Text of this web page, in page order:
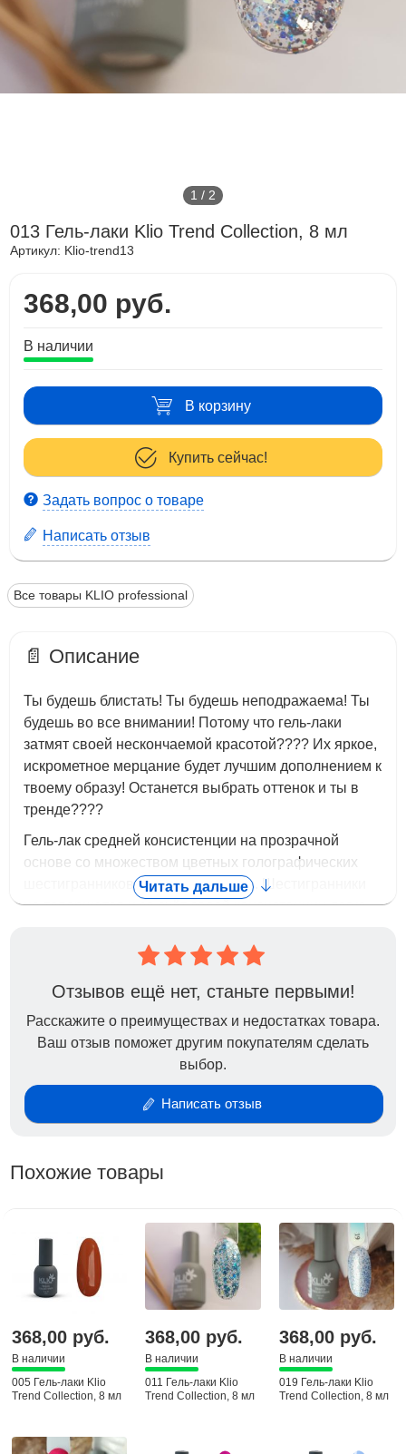
1 / 2
013 Гель-лаки Klio Trend Collection, 8 мл
Артикул: Klio-trend13
368,00 руб.
В наличии
В корзину
Купить сейчас!
Задать вопрос о товаре
Написать отзыв
Все товары KLIO professional
📄 Описание
Ты будешь блистать! Ты будешь неподражаема! Ты
будешь во все внимании! Потому что гель-лаки
затмят своей нескончаемой красотой???? Их яркое,
искрометное мерцание будет лучшим дополнением к
твоему образу! Останется выбрать оттенок и ты в
тренде????
Гель-лак средней консистенции на прозрачной
основе со множеством цветных голографических
шестигранников разной величины. Шестигранники
не топорщатся и за счёт своей консистенции легко
Однотонное покрытие в два слоя или акцент в виде
подложку возможно воплотить с коллекцией
TREND!
Читать дальше
Отзывов ещё нет, станьте первыми!
Расскажите о преимуществах и недостатках товара.
Ваш отзыв поможет другим покупателям сделать
выбор.
Написать отзыв
Похожие товары
368,00 руб.
В наличии
005 Гель-лаки Klio
Trend Collection, 8 мл
368,00 руб.
В наличии
011 Гель-лаки Klio
Trend Collection, 8 мл
368,00 руб.
В наличии
019 Гель-лаки Klio
Trend Collection, 8 мл